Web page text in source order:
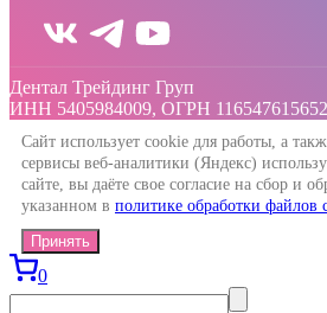
Дентал Трейдинг Груп
ИНН 5405984009, ОГРН
Сайт использует cookie для работы, а
сервисы веб-аналитики (Яндекс)
сайте, вы даёте свое согласие на сбор и
указанном в политике обработки файлов
Принять
0